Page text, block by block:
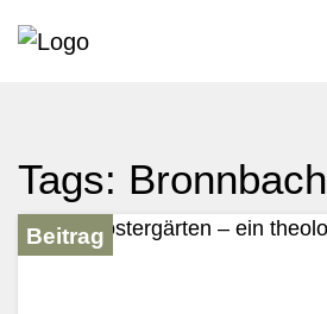
AKTIV & UNTERWEGS
MEDIEN
Tags: Bronnbach
Beitrag